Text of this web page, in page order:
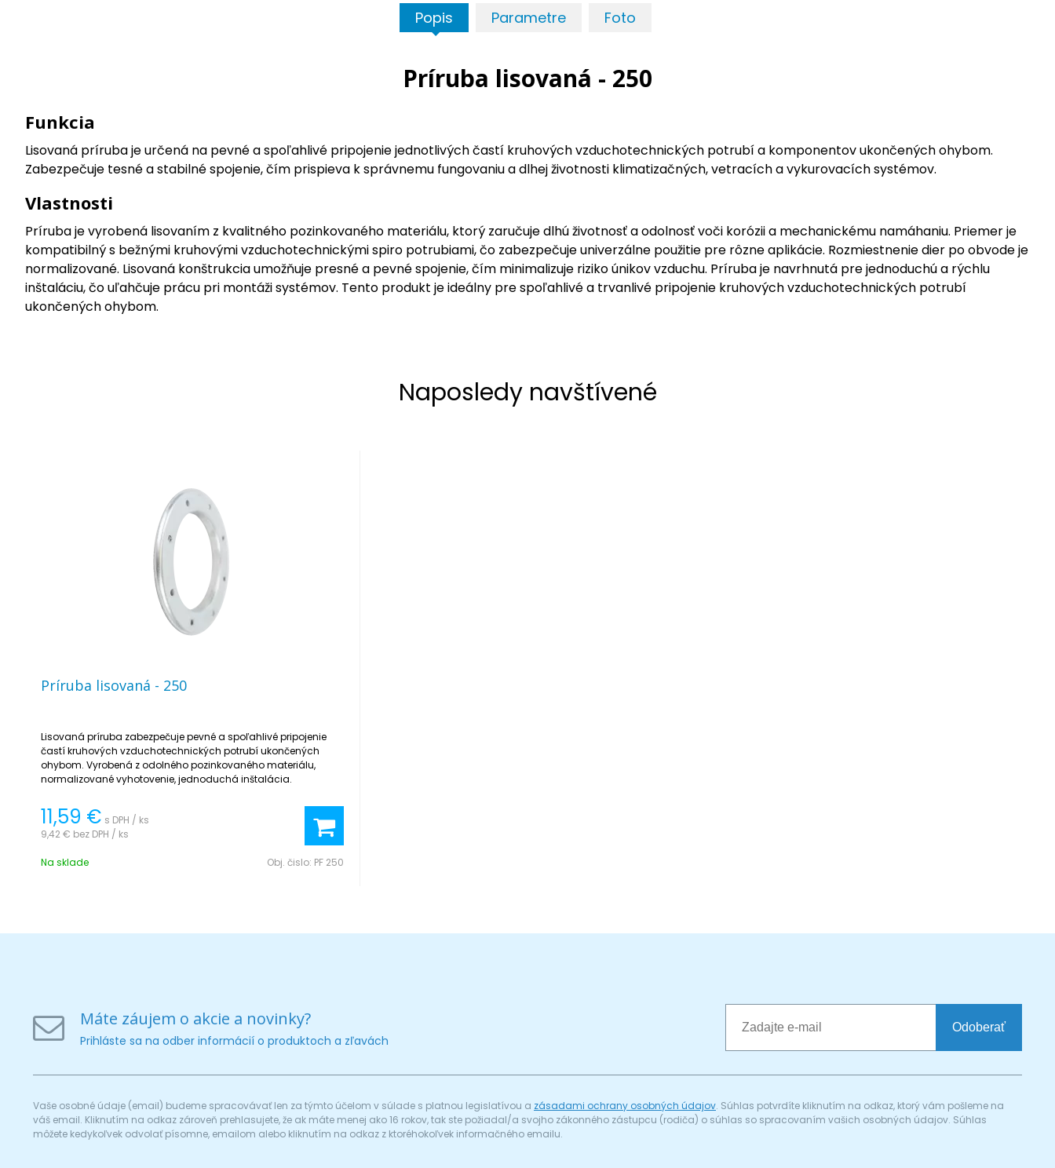
Popis Parametre Foto
Príruba lisovaná - 250
Funkcia
Lisovaná príruba je určená na pevné a spoľahlivé pripojenie jednotlivých častí kruhových vzduchotechnických potrubí a komponentov ukončených ohybom.
Zabezpečuje tesné a stabilné spojenie, čím prispieva k správnemu fungovaniu a dlhej životnosti klimatizačných, vetracích a vykurovacích systémov.
Vlastnosti
Príruba je vyrobená lisovaním z kvalitného pozinkovaného materiálu, ktorý zaručuje dlhú životnosť a odolnosť voči korózii a mechanickému namáhaniu. Priemer je
kompatibilný s bežnými kruhovými vzduchotechnickými spiro potrubiami, čo zabezpečuje univerzálne použitie pre rôzne aplikácie. Rozmiestnenie dier po obvode je
normalizované. Lisovaná konštrukcia umožňuje presné a pevné spojenie, čím minimalizuje riziko únikov vzduchu. Príruba je navrhnutá pre jednoduchú a rýchlu
inštaláciu, čo uľahčuje prácu pri montáži systémov. Tento produkt je ideálny pre spoľahlivé a trvanlivé pripojenie kruhových vzduchotechnických potrubí
ukončených ohybom.
Naposledy navštívené
Príruba lisovaná - 250
Lisovaná príruba zabezpečuje pevné a spoľahlivé pripojenie
častí kruhových vzduchotechnických potrubí ukončených
ohybom. Vyrobená z odolného pozinkovaného materiálu,
normalizované vyhotovenie, jednoduchá inštalácia.
11,59 € s DPH / ks
9,42 € bez DPH / ks
Na sklade Obj. čislo: PF 250
Máte záujem o akcie a novinky?
Prihláste sa na odber informácií o produktoch a zľavách
Odoberať
Vaše osobné údaje (email) budeme spracovávať len za týmto účelom v súlade s platnou legislatívou a zásadami ochrany osobných údajov. Súhlas potvrdíte kliknutím na odkaz, ktorý vám pošleme na
váš email. Kliknutím na odkaz zároveň prehlasujete, že ak máte menej ako 16 rokov, tak ste požiadal/a svojho zákonného zástupcu (rodiča) o súhlas so spracovaním vašich osobných údajov. Súhlas
môžete kedykoľvek odvolať písomne, emailom alebo kliknutím na odkaz z ktoréhokoľvek informačného emailu.